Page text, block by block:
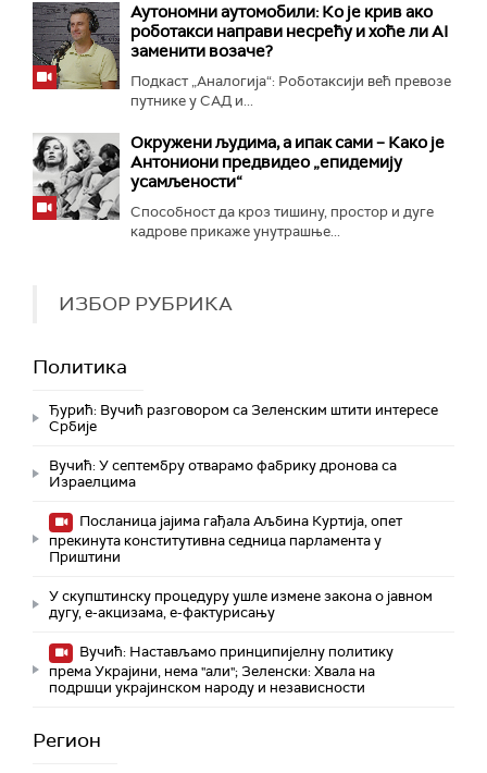
Аутономни аутомобили: Ко је крив ако
роботакси направи несрећу и хоће ли AI
заменити возаче?
Подкаст „Аналогија“: Роботаксији већ превозе
путнике у САД и...
Окружени људима, а ипак сами – Како је
Антониони предвидео „епидемију
усамљености“
Способност да кроз тишину, простор и дуге
кадрове прикаже унутрашње...
ИЗБОР РУБРИКА
Политика
Ђурић: Вучић разговором са Зеленским штити интересе
Србије
Вучић: У септембру отварамо фабрику дронова са
Израелцима
Посланица јајима гађала Аљбина Куртија, опет
прекинута конститутивна седница парламента у
Приштини
У скупштинску процедуру ушле измене закона о јавном
дугу, е-акцизама, е-фактурисању
Вучић: Настављамо принципијелну политику
према Украјини, нема "али"; Зеленски: Хвала на
подршци украјинском народу и независности
Регион